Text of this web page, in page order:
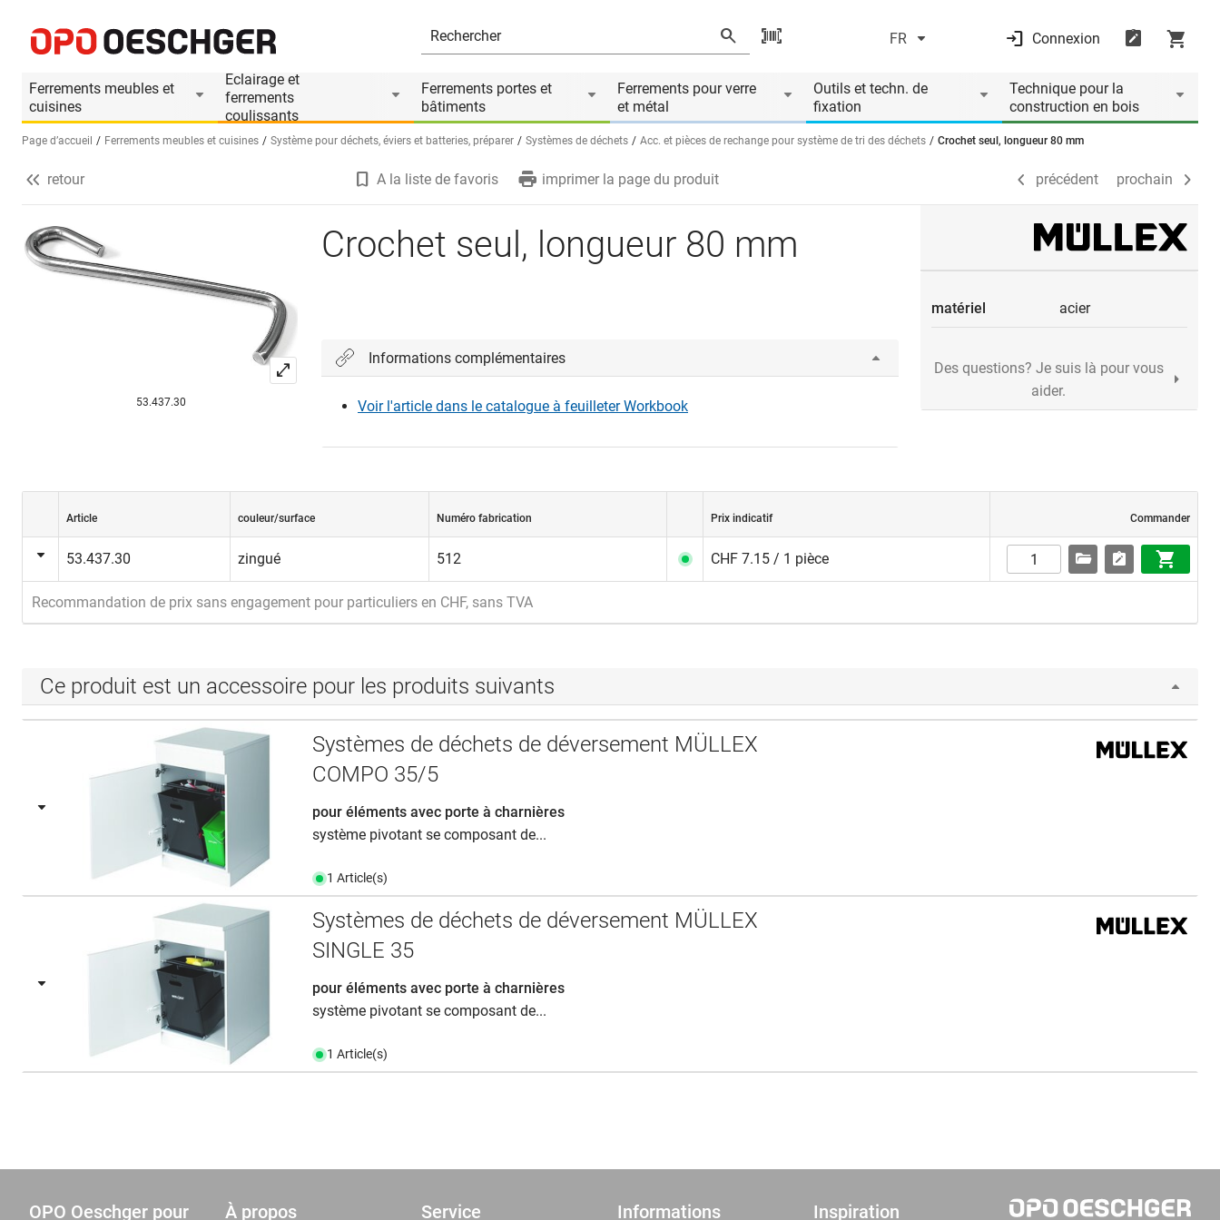
FR Connexion
Ferrements meubles et
cuisines
Eclairage et
ferrements
coulissants
Ferrements portes et
bâtiments
Ferrements pour verre
et métal
Outils et techn. de
fixation
Technique pour la
construction en bois
Sélectionnez une langue (FR)
Page d’accueil Ferrements meubles et cuisines Système pour déchets, éviers et batteries, préparer Systèmes de déchets Acc. et pièces de rechange pour système de tri des déchets Crochet seul, longueur 80 mm
Informations produit
Le produit est accessoire de précédent prochain
retour A la liste de favoris imprimer la page du produit précédent prochain
53.437.30
Crochet seul, longueur 80 mm
Informations complémentaires
Voir l'article dans le catalogue à feuilleter Workbook
matériel acier
Des questions? Je suis là pour vous
aider.
Article couleur/surface Numéro fabrication Prix indicatif Commander
53.437.30 zingué 512 CHF 7.15 / 1 pièce
Recommandation de prix sans engagement pour particuliers en CHF, sans TVA
Ce produit est un accessoire pour les produits suivants
Systèmes de déchets de déversement MÜLLEX
COMPO 35/5
pour éléments avec porte à charnières
système pivotant se composant de...
1 Article(s)
Systèmes de déchets de déversement MÜLLEX
SINGLE 35
pour éléments avec porte à charnières
système pivotant se composant de...
1 Article(s)
OPO Oeschger pour À propos Service Informations Inspiration